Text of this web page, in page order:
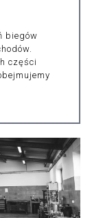
biegów
części